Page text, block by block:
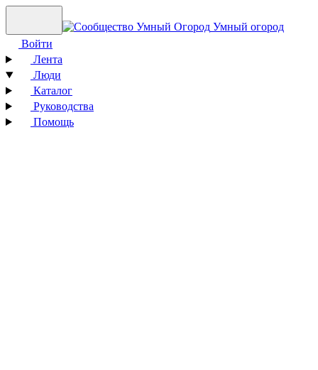
Умный огород
Войти
Лента
Люди
Каталог
Руководства
Помощь